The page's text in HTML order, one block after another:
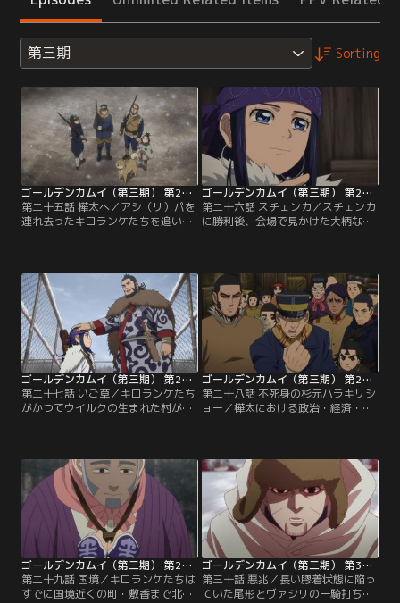
第三期 Sorting
ゴールデンカムイ（第三期） 第25話
第二十五話 樺太へ／アシ（リ）パを
連れ去ったキロランケたちを追い、
外の出来事に驚きつつ、周辺での聞
き込みを開始する。幸先よくアシ
（リ）パらしき女の子の情報を得た
一行は、少女が向かったという森
へ。【提供：バンダイチャンネル】
ゴールデンカムイ（第三期） 第26話
第二十六話 スチェンカ／スチェンカ
に勝利後、会場で見かけた大柄な日
じ取るのだった。後日、杉元たちは
再び試合に出ることになり、対戦相
手として姿を現した岩息が刺青の脱
獄囚だと知る。岩息の強さは凄まじ
く、杉元たちが4人がかりで殴りか
かっても倒れない。【提供：バンダ
イチャンネル】
ゴールデンカムイ（第三期） 第27話
第二十七話 いご草／キロランケたち
がかつてウイルクの生まれた村があ
経緯を思い出す。それは、佐渡の島
で疎まれながら育った少年時代と、
いご草のような髪の娘との記憶と強
く結びついたものだった。その娘
と、日清戦争が終わったら駆け落ち
をする約束をしていた月島。【提
供：バンダイチャンネル】
ゴールデンカムイ（第三期） 第28話
第二十八話 不死身の杉元ハラキリシ
ョー／樺太における政治・経済・文
は樺太公演を控える曲馬団・ヤマダ
一座の団員と判明。非礼を詫びる座
長の山田が見せた手品をきっかけ
に、杉元は公演を利用してアシ
（リ）パに自分の存在を伝えること
を思いつく。【提供：バンダイチャ
ンネル】
ゴールデンカムイ（第三期） 第29話
第二十九話 国境／キロランケたちは
すでに国境近くの町・敷香まで北上
ゴールデンカムイ（第三期） 第30話
第三十話 悪兆／長い膠着状態に陥っ
ていた尾形とヴァシリの一騎打ち